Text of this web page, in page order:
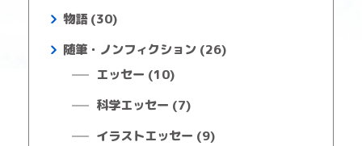
物語 (30)
随筆・ノンフィクション (26)
エッセー (10)
科学エッセー (7)
イラストエッセー (9)